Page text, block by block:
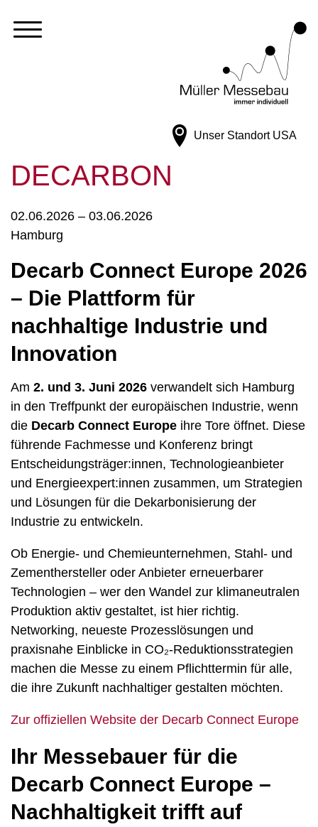
Unser Standort USA
DECARBON
02.06.2026 – 03.06.2026
Hamburg
Decarb Connect Europe 2026
– Die Plattform für
nachhaltige Industrie und
Innovation
Am 2. und 3. Juni 2026 verwandelt sich Hamburg
in den Treffpunkt der europäischen Industrie, wenn
die Decarb Connect Europe ihre Tore öffnet. Diese
führende Fachmesse und Konferenz bringt
Entscheidungsträger:innen, Technologieanbieter
und Energieexpert:innen zusammen, um Strategien
und Lösungen für die Dekarbonisierung der
Industrie zu entwickeln.
Ob Energie- und Chemieunternehmen, Stahl- und
Zementhersteller oder Anbieter erneuerbarer
Technologien – wer den Wandel zur klimaneutralen
Produktion aktiv gestaltet, ist hier richtig.
Networking, neueste Prozesslösungen und
praxisnahe Einblicke in CO₂-Reduktionsstrategien
machen die Messe zu einem Pflichttermin für alle,
die ihre Zukunft nachhaltiger gestalten möchten.
Zur offiziellen Website der Decarb Connect Europe
Ihr Messebauer für die
Decarb Connect Europe –
Nachhaltigkeit trifft auf